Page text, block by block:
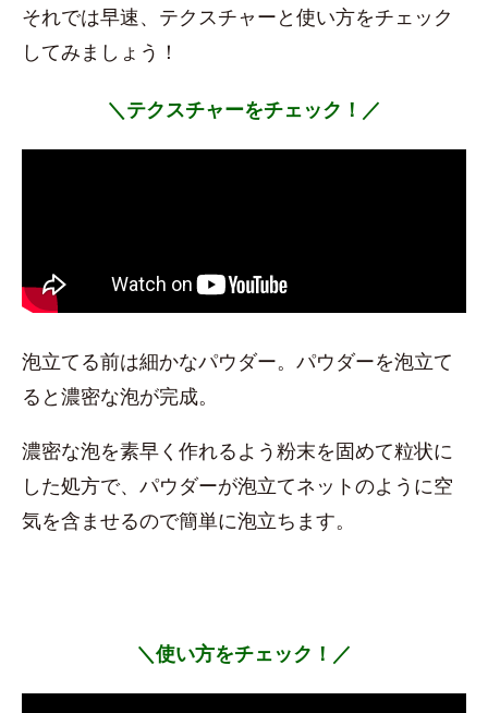
それでは早速、テクスチャーと使い方をチェック
してみましょう！
＼テクスチャーをチェック！／
泡立てる前は細かなパウダー。パウダーを泡立て
ると濃密な泡が完成。
濃密な泡を素早く作れるよう粉末を固めて粒状に
した処方で、パウダーが泡立てネットのように空
気を含ませるので簡単に泡立ちます。
＼使い方をチェック！／